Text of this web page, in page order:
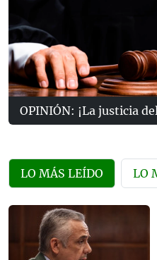
OPINIÓN: ¡La justicia
LO MÁS LEÍDO LO